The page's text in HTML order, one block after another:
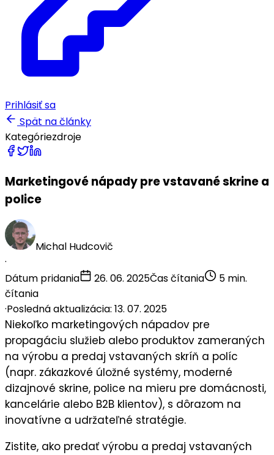
Prihlásiť sa
Spät na články
Kategóriezdroje
Marketingové nápady pre vstavané skrine a
police
Michal Hudcovič
·
Dátum pridania
26. 06. 2025Čas čítania
5 min.
čítania
·Posledná aktualizácia: 13. 07. 2025
Niekoľko marketingových nápadov pre
propagáciu služieb alebo produktov zameraných
na výrobu a predaj vstavaných skríň a políc
(napr. zákazkové úložné systémy, moderné
dizajnové skrine, police na mieru pre domácnosti,
kancelárie alebo B2B klientov), s dôrazom na
inovatívne a udržateľné stratégie.
Zistite, ako predať výrobu a predaj vstavaných